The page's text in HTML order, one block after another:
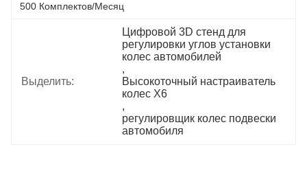
500 Комплектов/месяц
Выделить:
Цифровой 3D стенд для
регулировки углов установки
колес автомобилей
,
Высокоточный настраиватель
колес X6
,
регулировщик колес подвески
автомобиля